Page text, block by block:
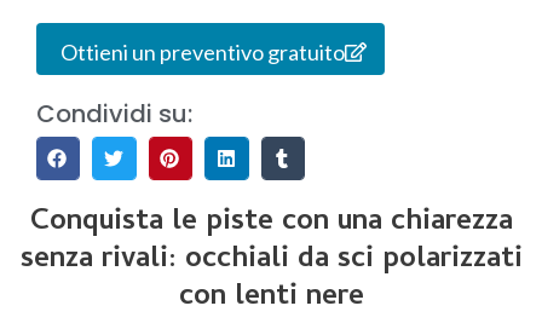
Ottieni un preventivo gratuito
Condividi su:
Conquista le piste con una chiarezza
senza rivali: occhiali da sci polarizzati
con lenti nere